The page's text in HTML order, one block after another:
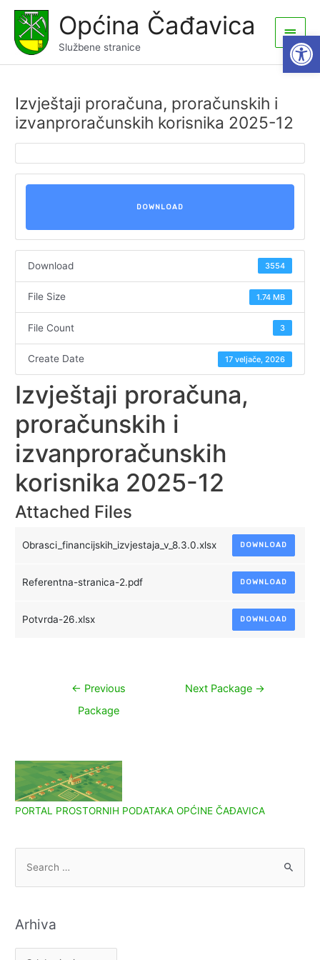
content
Općina Čađavica
Službene stranice
Main
Menu
Izvještaji proračuna, proračunskih i
izvanproračunskih korisnika 2025-12
DOWNLOAD
Download 3554
File Size 1.74 MB
File Count 3
Create Date 17 veljače, 2026
Izvještaji proračuna,
proračunskih i
izvanproračunskih
korisnika 2025-12
Attached Files
Obrasci_financijskih_izvjestaja_v_8.3.0.xlsx DOWNLOAD
Referentna-stranica-2.pdf DOWNLOAD
Potvrda-26.xlsx DOWNLOAD
Navigacija
← Previous
Package
Next Package →
PORTAL PROSTORNIH PODATAKA OPĆINE ČAĐAVICA
Arhiva